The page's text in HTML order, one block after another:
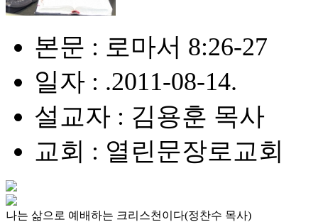
본문 : 로마서 8:26-27
일자 : .2011-08-14.
설교자 : 김용훈 목사
교회 : 열린문장로교회
나는 삶으로 예배하는 크리스천이다(정찬수 목사)